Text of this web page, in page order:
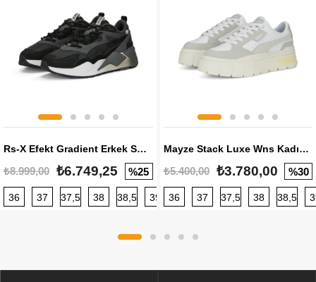
Rs-X Efekt Gradient Erkek Sneaker
₺8.999,00 ₺6.749,25 %25
36 37 37,5 38 38,5 39 40 40,5 41 42 42,5
Mayze Stack Luxe Wns Kadın Sneaker
₺5.400,00 ₺3.780,00 %30
36 37 37,5 38 38,5